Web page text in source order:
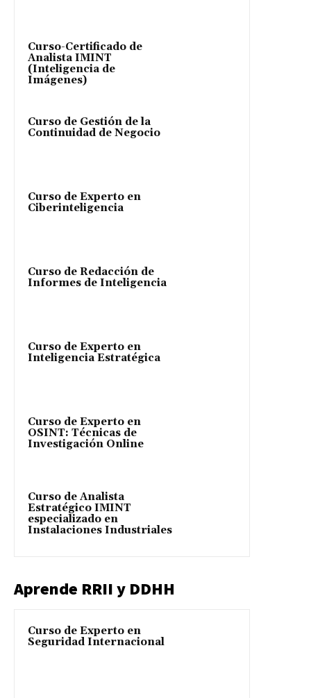
Curso-Certificado de
Analista IMINT
(Inteligencia de
Imágenes)
Curso de Gestión de la
Continuidad de Negocio
Curso de Experto en
Ciberinteligencia
Curso de Redacción de
Informes de Inteligencia
Curso de Experto en
Inteligencia Estratégica
Curso de Experto en
OSINT: Técnicas de
Investigación Online
Curso de Analista
Estratégico IMINT
especializado en
Instalaciones Industriales
Aprende RRII y DDHH
Curso de Experto en
Seguridad Internacional